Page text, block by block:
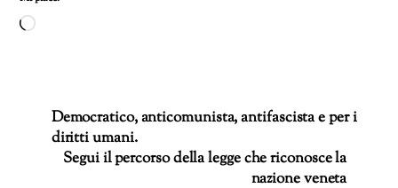
Caricamento
Democratico, anticomunista, antifascista e per i
diritti umani.
Segui il percorso della legge che riconosce la
nazione veneta